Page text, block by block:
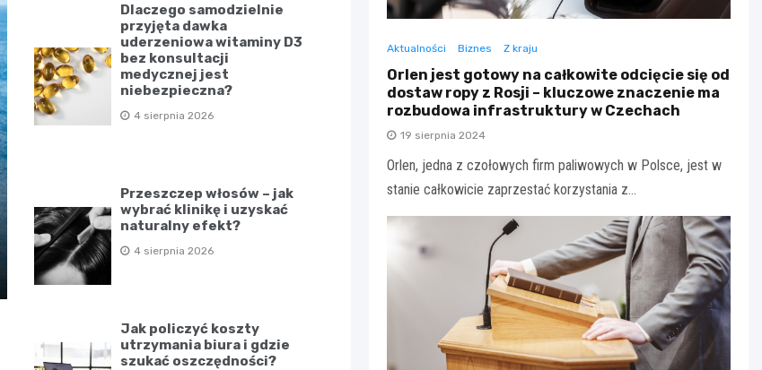
Dlaczego samodzielnie
przyjęta dawka
uderzeniowa witaminy D3
bez konsultacji
medycznej jest
niebezpieczna?
4 sierpnia 2026
Przeszczep włosów – jak
wybrać klinikę i uzyskać
naturalny efekt?
4 sierpnia 2026
Jak policzyć koszty
utrzymania biura i gdzie
szukać oszczędności?
Aktualności Biznes Z kraju
Orlen jest gotowy na całkowite odcięcie się od
dostaw ropy z Rosji – kluczowe znaczenie ma
rozbudowa infrastruktury w Czechach
19 sierpnia 2024
Orlen, jedna z czołowych firm paliwowych w Polsce, jest w
stanie całkowicie zaprzestać korzystania z…